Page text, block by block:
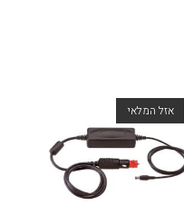
אזל המלאי